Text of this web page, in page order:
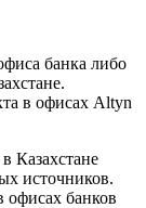
банка либо
в офисах Altyn
Казахстане
источников.
офисах банков